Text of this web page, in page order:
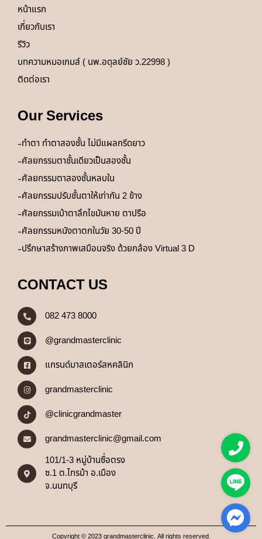
หน้าแรก
เกี่ยวกับเรา
รีวิว
บทความหมอเกมส์ ( นพ.อดุลย์ชัย ว.22998 )
ติดต่อเรา
Our Services
ทำตา ทำตาสองชั้น ไม่มีแผลกรีดยาว
ศัลยกรรมตาชั้นเดียวเป็นสองชั้น
ศัลยกรรมตาสองชั้นหลบใน
ศัลยกรรมปรับชั้นตาให้เท่ากัน 2 ข้าง
ศัลยกรรมเบ้าตาลึกไขมันหาย ตาปรือ
ศัลยกรรมหนังตาตกในวัย 30-50 ปี
ปรึกษาสร้างภาพเสมือนจริง ด้วยกล้อง Virtual 3 D
CONTACT US
082 473 8000
@grandmasterclinic
แกรนด์มาสเตอร์สหคลินิก
grandmasterclinic
@clinicgrandmaster
grandmasterclinic@gmail.com
101/1-3 หมู่บ้านซื่อตรง
ซ.1 ต.ไทรม้า อ.เมือง
จ.นนทบุรี
Copyright © 2023 grandmasterclinic. All rights reserved.